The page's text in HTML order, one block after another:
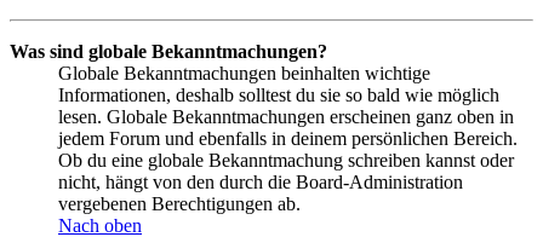
Was sind globale Bekanntmachungen?
Globale Bekanntmachungen beinhalten wichtige
Informationen, deshalb solltest du sie so bald wie möglich
lesen. Globale Bekanntmachungen erscheinen ganz oben in
jedem Forum und ebenfalls in deinem persönlichen Bereich.
Ob du eine globale Bekanntmachung schreiben kannst oder
nicht, hängt von den durch die Board-Administration
vergebenen Berechtigungen ab.
Nach oben